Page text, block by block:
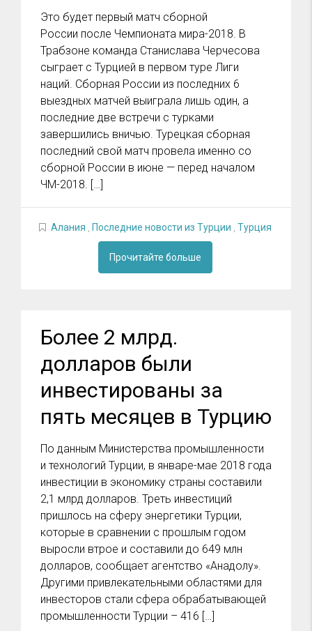
Это будет первый матч сборной
России после Чемпионата мира-2018. В
Трабзоне команда Станислава Черчесова
сыграет с Турцией в первом туре Лиги
наций. Сборная России из последних 6
выездных матчей выиграла лишь один, а
последние две встречи с турками
завершились вничью. Турецкая сборная
последний свой матч провела именно со
сборной России в июне — перед началом
ЧМ-2018. […]
Алания Последние новости из Турции Турция
Прочитайте больше
Более 2 млрд.
долларов были
инвестированы за
пять месяцев в Турцию
По данным Министерства промышленности
и технологий Турции, в январе-мае 2018 года
инвестиции в экономику страны составили
2,1 млрд долларов. Треть инвестиций
пришлось на сферу энергетики Турции,
которые в сравнении с прошлым годом
выросли втрое и составили до 649 млн
долларов, сообщает агентство «Анадолу».
Другими привлекательными областями для
инвесторов стали сфера обрабатывающей
промышленности Турции – 416 […]